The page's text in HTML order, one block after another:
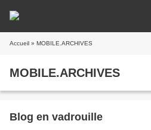
Accueil » MOBILE.ARCHIVES
MOBILE.ARCHIVES
Blog en vadrouille